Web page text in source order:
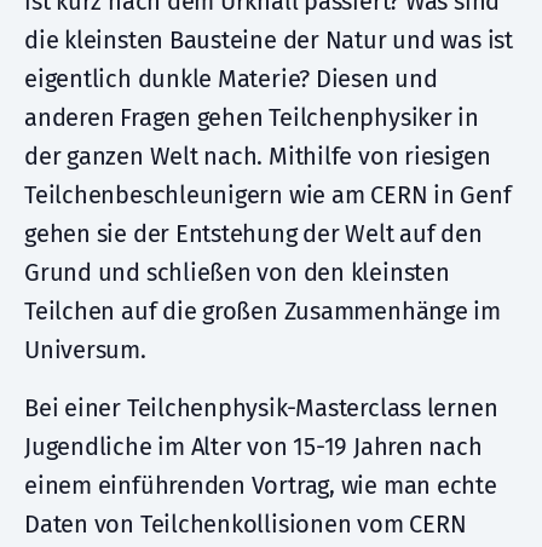
die kleinsten Bausteine der Natur und was ist
eigentlich dunkle Materie? Diesen und
anderen Fragen gehen Teilchenphysiker in
der ganzen Welt nach. Mithilfe von riesigen
Teilchenbeschleunigern wie am CERN in Genf
gehen sie der Entstehung der Welt auf den
Grund und schließen von den kleinsten
Teilchen auf die großen Zusammenhänge im
Universum.
Bei einer Teilchenphysik-Masterclass lernen
Jugendliche im Alter von 15-19 Jahren nach
einem einführenden Vortrag, wie man echte
Daten von Teilchenkollisionen vom CERN